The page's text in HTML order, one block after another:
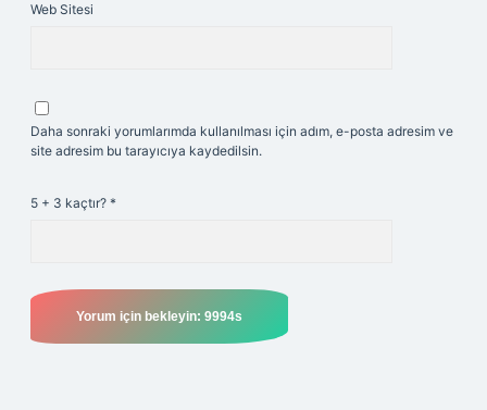
Web Sitesi
Daha sonraki yorumlarımda kullanılması için adım, e-posta adresim ve
site adresim bu tarayıcıya kaydedilsin.
5 + 3 kaçtır? *